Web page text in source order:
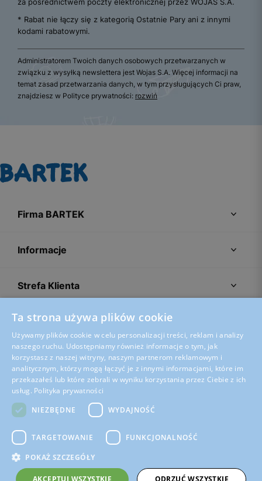
za pośrednictwem poczty elektronicznej przez WOJAS S.A.
* Rabat nie łączy się z kategorią Ostatnie Pary ani z innymi
kodami rabatowymi.
Administratorem Twoich danych osobowych przetwarzanych w
związku z wysyłką newslettera jest Wojas S.A. Więcej informacji na
temat zasad przetwarzania danych, w tym przysługujących Ci praw,
znajdziesz w Polityce prywatności: rozwiń
Firma BARTEK
Informacje
Strefa Klienta
Porady
Regulamin sklepu Polityka prywatności Ustawienia plików cookies
Ta strona używa plików cookie
Używamy plików cookie w celu personalizacji treści, reklam i analizy
naszego ruchu. Udostępniamy również informacje o tym, jak
korzystasz z naszej witryny, naszym partnerom reklamowym i
analitycznym, którzy mogą łączyć je z innymi informacjami, które im
przekazałeś lub które zebrali w wyniku korzystania przez Ciebie z ich
usług. Polityka prywatności
NIEZBĘDNE
WYDAJNOŚĆ
TARGETOWANIE FUNKCJONALNOŚĆ
POKAŻ SZCZEGÓŁY
AKCEPTUJ WSZYSTKIE ODRZUĆ WSZYSTKIE